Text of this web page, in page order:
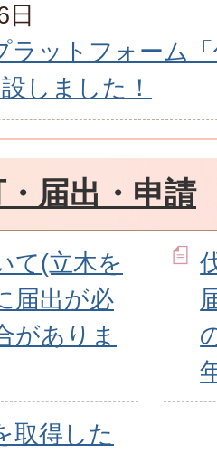
日
ラットフォーム
しました！
届出・申請
て(立木を
届出が必
がありま
取得した